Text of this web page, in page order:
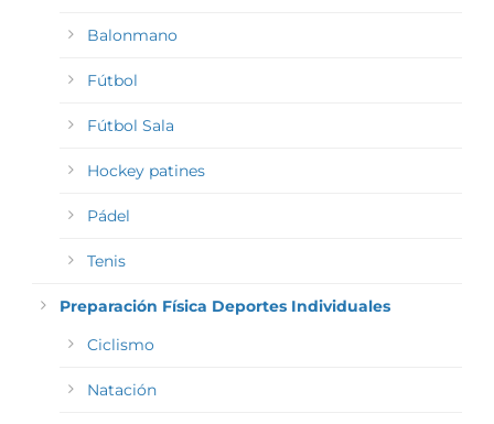
Balonmano
Fútbol
Fútbol Sala
Hockey patines
Pádel
Tenis
Preparación Física Deportes Individuales
Ciclismo
Natación